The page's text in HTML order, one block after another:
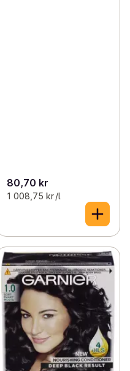
80,70 kr
1 008,75 kr /l